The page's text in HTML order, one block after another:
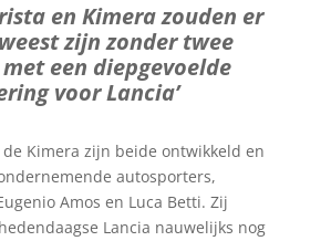
en Kimera zouden er
zijn zonder twee
een diepgevoelde
voor Lancia’
Kimera zijn beide ontwikkeld en
autosporters,
Amos en Luca Betti. Zij
Lancia nauwelijks nog